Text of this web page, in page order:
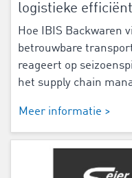
logistieke
Hoe IBIS Backwaren
betrouwbare
reageert op
het supply chain
Meer informatie >